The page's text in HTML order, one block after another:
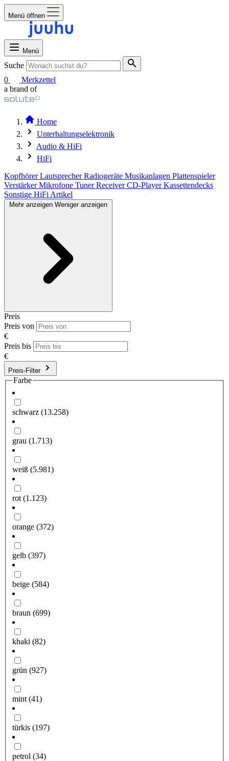
Menü öffnen
Menü
Suche
0
Merkzettel
a brand of
Home
Unterhaltungselektronik
Audio & HiFi
HiFi
KopfhörerLautsprecherRadiogeräte Musikanlagen Plattenspieler
VerstärkerMikrofone TunerReceiverCD-PlayerKassettendecks
Sonstige HiFi Artikel
Mehr anzeigen Weniger anzeigen
Preis
Preis von
€
Preis bis
€
Preis-Filter
Farbe
schwarz (13.258)
grau (1.713)
weiß (5.981)
rot (1.123)
orange (372)
gelb (397)
beige (584)
braun (699)
khaki (82)
grün (927)
mint (41)
türkis (197)
petrol (34)